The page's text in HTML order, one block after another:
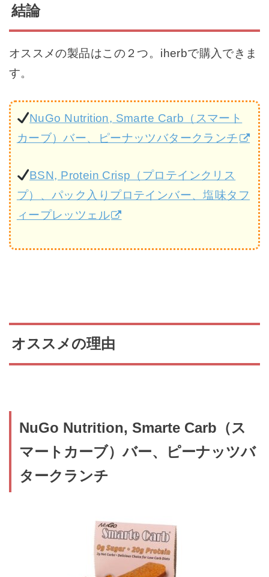
結論
オススメの製品はこの２つ。iherbで購入できま
す。
NuGo Nutrition, Smarte Carb（スマート
カーブ）バー、ピーナッツバタークランチ
BSN, Protein Crisp（プロテインクリス
プ）、パック入りプロテインバー、塩味タフ
ィープレッツェル
オススメの理由
NuGo Nutrition, Smarte Carb（ス
マートカーブ）バー、ピーナッツバ
タークランチ